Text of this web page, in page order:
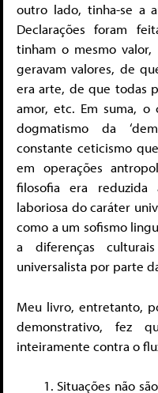
outro lado, tinha-se a
Declarações foram
tinham o mesmo
geravam valores, de
era arte, de que todas
amor, etc. Em suma,
dogmatismo da
constante ceticismo
em operações
filosofia era
laboriosa do caráter
como a um sofismo
a diferenças
universalista por parte
Meu livro, entretanto,
demonstrativo, fez
inteiramente contra o
Situações não